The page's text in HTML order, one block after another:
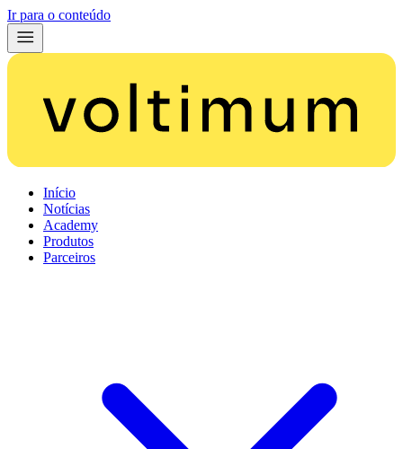
Ir para o conteúdo
Início
Notícias
Academy
Produtos
Parceiros